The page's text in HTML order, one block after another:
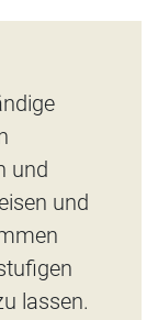
und
und
lassen.